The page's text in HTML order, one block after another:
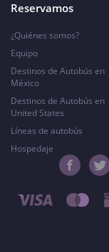
Reservamos
¿Quiénes somos?
Equipo
Destinos de Autobús en
México
Destinos de Autobús en
United States
Líneas de autobús
Hospedaje